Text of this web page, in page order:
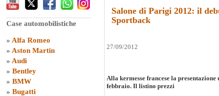
Case automobilistiche
» Alfa Romeo
» Aston Martin
» Audi
» Bentley
» BMW
» Bugatti
Salone di Parigi 2012: il
Sportback
27/09/2012
Alla kermesse francese la
febbraio. Il listino prezzi